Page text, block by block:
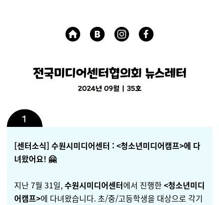
[센터소식] 수원시미디어센터 : <청소년미디어캠프>에 다
녀왔어요! 🤗
지난 7월 31일,수원시미디어센터에서 진행한<청소년미디
어캠프>에 다녀왔습니다. 초/중/고등학생을 대상으로 각기